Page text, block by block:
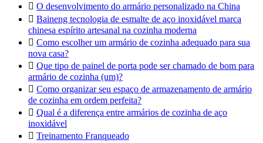
 O desenvolvimento do armário personalizado na China
 Baineng tecnologia de esmalte de aço inoxidável marca
chinesa espírito artesanal na cozinha moderna
 Como escolher um armário de cozinha adequado para sua
nova casa?
 Que tipo de painel de porta pode ser chamado de bom para
armário de cozinha (um)?
 Como organizar seu espaço de armazenamento de armário
de cozinha em ordem perfeita?
 Qual é a diferença entre armários de cozinha de aço
inoxidável
 Treinamento Franqueado